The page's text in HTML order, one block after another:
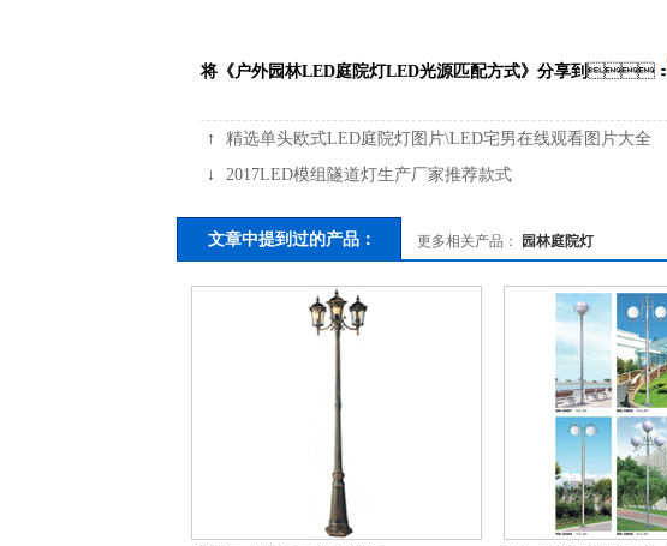
将《户外园林LED庭院灯LED光源匹配方式》分享到 ：
↑
精选单头欧式LED庭院灯图片\LED宅男在线观看图片大全
↓
2017LED模组隧道灯生产厂家推荐款式
文章中提到过的产品： 更多相关产品： 园林庭院灯